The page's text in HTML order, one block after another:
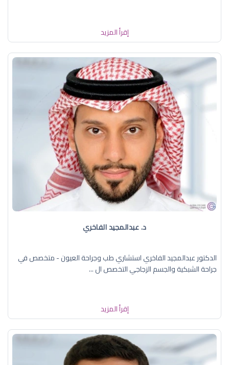
إقرأ المزيد
د. عبدالمجيد الفاخري
الدكتور عبدالمجيد الفاخري استشاري طب وجراحة العيون - متخصص في
جراحة الشبكية والجسم الزجاجي التخصص ال ...
إقرأ المزيد